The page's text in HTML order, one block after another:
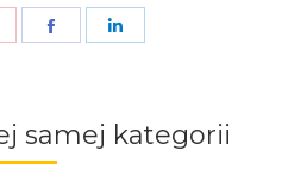
Share
Share
samej kategorii